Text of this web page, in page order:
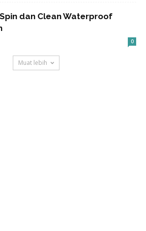
dan Clean Waterproof
0
Muat lebih